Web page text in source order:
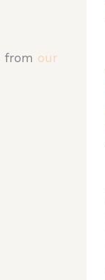
from our